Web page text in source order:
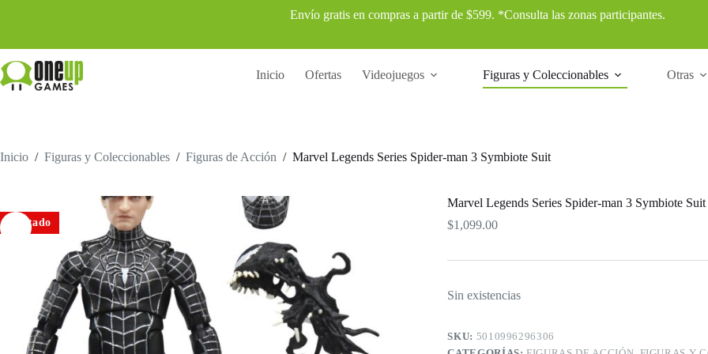
Envío gratis en compras a partir de $599. *Consulta las zonas participantes.
Inicio Ofertas Videojuegos Figuras y Coleccionables Otras
Inicio / Figuras y Coleccionables / Figuras de Acción / Marvel Legends Series Spider-man 3 Symbiote Suit
Agotado
Marvel Legends Series Spider-man 3 Symbiote Suit
$1,099.00
Sin existencias
SKU: 5010996296306